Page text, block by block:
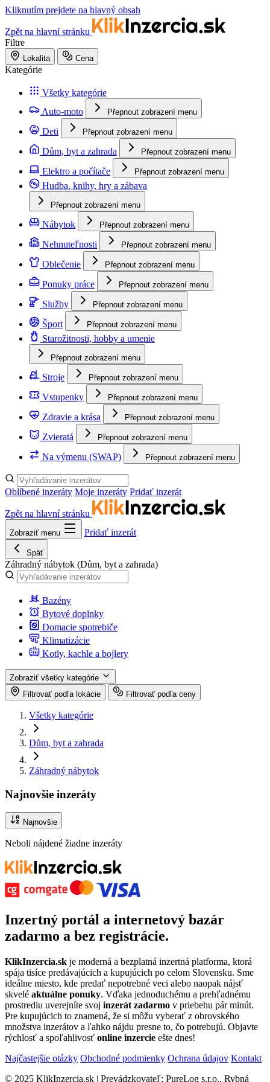
Kliknutím prejdete na hlavný obsah
Zpět na hlavní stránku
Filtre
Lokalita Cena
Kategórie
Všetky kategórie
Auto-moto
Přepnout zobrazení menu
Deti Přepnout zobrazení menu
Dům, byt a zahrada Přepnout zobrazení menu
Elektro a počítače Přepnout zobrazení menu
Hudba, knihy, hry a zábava
Přepnout zobrazení menu
Nábytok Přepnout zobrazení menu
Nehnuteľnosti Přepnout zobrazení menu
Oblečenie Přepnout zobrazení menu
Ponuky práce Přepnout zobrazení menu
Služby Přepnout zobrazení menu
Šport Přepnout zobrazení menu
Starožitnosti, hobby a umenie
Přepnout zobrazení menu
Stroje Přepnout zobrazení menu
Vstupenky Přepnout zobrazení menu
Zdravie a krása Přepnout zobrazení menu
Zvieratá Přepnout zobrazení menu
Na výmenu (SWAP) Přepnout zobrazení menu
Oblíbené inzeráty Moje inzeráty Pridať inzerát
Zpět na hlavní stránku
Zobraziť menu Pridať inzerát
Späť
Záhradný nábytok (Dům, byt a zahrada)
Bazény
Bytové doplnky
Domacie spotrebiče
Klimatizácie
Kotly, kachle a bojlery
Zobraziť všetky kategórie
Filtrovať podľa lokácie
Filtrovať podľa ceny
Všetky kategórie
Dům, byt a zahrada
Záhradný nábytok
Najnovšie inzeráty
Najnovšie
Neboli nájdené žiadne inzeráty
Inzertný portál a internetový bazár
zadarmo a bez registrácie.
KlikInzercia.sk je moderná a bezplatná inzertná platforma, ktorá
spája tisíce predávajúcich a kupujúcich po celom Slovensku. Sme
ideálne miesto, kde predať nepotrebné veci alebo naopak nájsť
skvelé aktuálne ponuky. Vďaka jednoduchému a prehľadnému
prostrediu uverejníte svoj inzerát zadarmo v priebehu pár minút.
Pre kupujúcich to znamená, že si môžu vyberať z obrovského
množstva inzerátov a ľahko nájdu presne to, čo potrebujú. Objavte
rýchlosť a spoľahlivosť online inzercie ešte dnes!
Najčastejšie otázky Obchodné podmienky Ochrana údajov Kontakt
© 2025 KlikInzercia.sk | Prevádzkovateľ: PureLog s.r.o., Rybná